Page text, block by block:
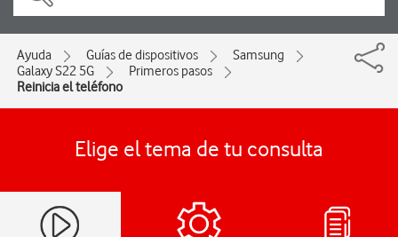
Ayuda Guías de dispositivos
Samsung
Galaxy S22 5G
Primeros pasos
Reinicia el teléfono
Elige el tema de tu consulta